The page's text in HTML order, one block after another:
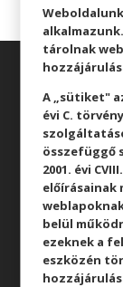
tárolnak
A „sütiket"
évi C.
összefüggő
2001. évi
előírásainak
belül
ezeknek a
eszközén